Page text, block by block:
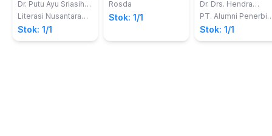
Pemberian
Imbalan
Pelaksaan Paten
oleh Pemerintah
Dr. Putu Ayu Sriasih
Wesna, S.H., M.Kn.
Literasi Nusantara
Abadi
Stok: 1/1
Rosda
Stok: 1/1
tindak pidana
korporasi
Dr. Drs. Hendra
Sukmana, M.H.
PT. Alumni Penerbit
Akademik
Stok: 1/1